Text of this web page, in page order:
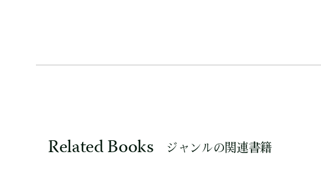
Related Books ジャンルの関連書籍